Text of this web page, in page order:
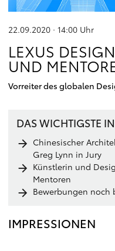
22.09.2020 · 14:00 Uhr
LEXUS
UND
Vorreiter des globalen
DAS WICHTIGSTE
Chinesischer
Greg Lynn in Jury
Künstlerin und
Mentoren
Bewerbungen noch
IMPRESSIONEN